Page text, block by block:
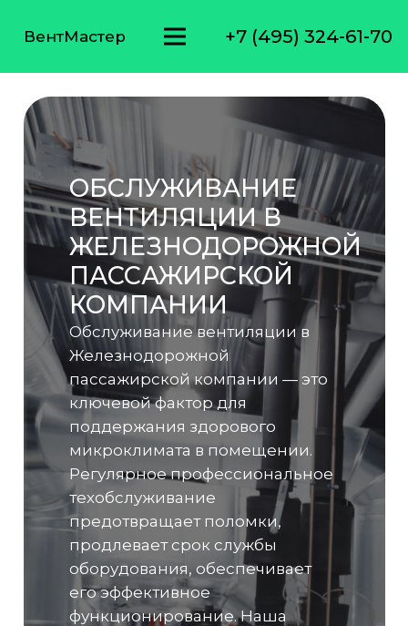
ВентМастер +7 (495) 324-61-70
ОБСЛУЖИВАНИЕ
ВЕНТИЛЯЦИИ В
ЖЕЛЕЗНОДОРОЖНОЙ
ПАССАЖИРСКОЙ
КОМПАНИИ
Обслуживание вентиляции в
Железнодорожной
пассажирской компании — это
ключевой фактор для
поддержания здорового
микроклимата в помещении.
Регулярное профессиональное
техобслуживание
предотвращает поломки,
продлевает срок службы
оборудования, обеспечивает
его эффективное
функционирование. Наша